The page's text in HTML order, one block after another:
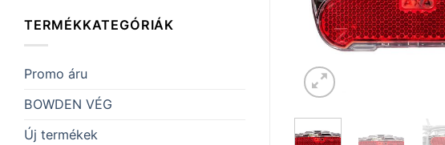
TERMÉKKATEGÓRIÁK
Promo áru
BOWDEN VÉG
Új termékek